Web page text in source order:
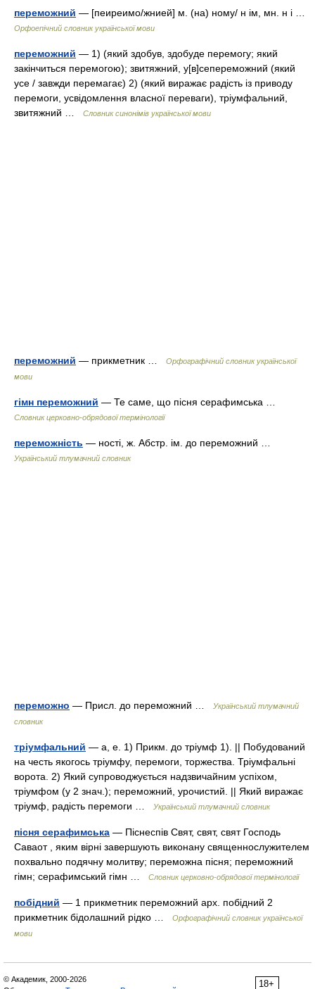
переможний — [пеиреимо/жнией] м. (на) ному/ н ім, мн. н і …
Орфоепічний словник української мови
переможний — 1) (який здобув, здобуде перемогу; який
закінчиться перемогою); звитяжний, у[в]сепереможний (який
усе / завжди перемагає) 2) (який виражає радість із приводу
перемоги, усвідомлення власної переваги), тріумфальний,
звитяжний …
Словник синонімів української мови
переможний — прикметник …
Орфографічний словник української
мови
гімн переможний — Те саме, що пісня серафимська …
Словник церковно-обрядової термінології
переможність — ності, ж. Абстр. ім. до переможний …
Український тлумачний словник
переможно — Присл. до переможний …
Український тлумачний
словник
тріумфальний — а, е. 1) Прикм. до тріумф 1). || Побудований
на честь якогось тріумфу, перемоги, торжества. Тріумфальні
ворота. 2) Який супроводжується надзвичайним успіхом,
тріумфом (у 2 знач.); переможний, урочистий. || Який виражає
тріумф, радість перемоги …
Український тлумачний словник
пісня серафимська — Піснеспів Свят, свят, свят Господь
Саваот , яким вірні завершують виконану священнослужителем
похвально подячну молитву; переможна пісня; переможний
гімн; серафимський гімн …
Словник церковно-обрядової термінології
побідний — 1 прикметник переможний арх. побідний 2
прикметник бідолашний рідко …
Орфографічний словник української
мови
18+
© Академик, 2000-2026